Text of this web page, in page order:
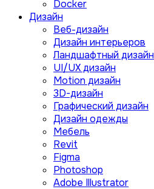
Docker
Дизайн
Веб-дизайн
Дизайн интерьеров
Ландшафтный дизайн
UI/UX дизайн
Motion дизайн
3D-дизайн
Графический дизайн
Дизайн одежды
Мебель
Revit
Figma
Photoshop
Adobe Illustrator